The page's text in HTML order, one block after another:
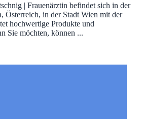
| Frauenärztin befindet sich in der
Österreich, in der Stadt Wien mit der
hochwertige Produkte und
Sie möchten, können ...